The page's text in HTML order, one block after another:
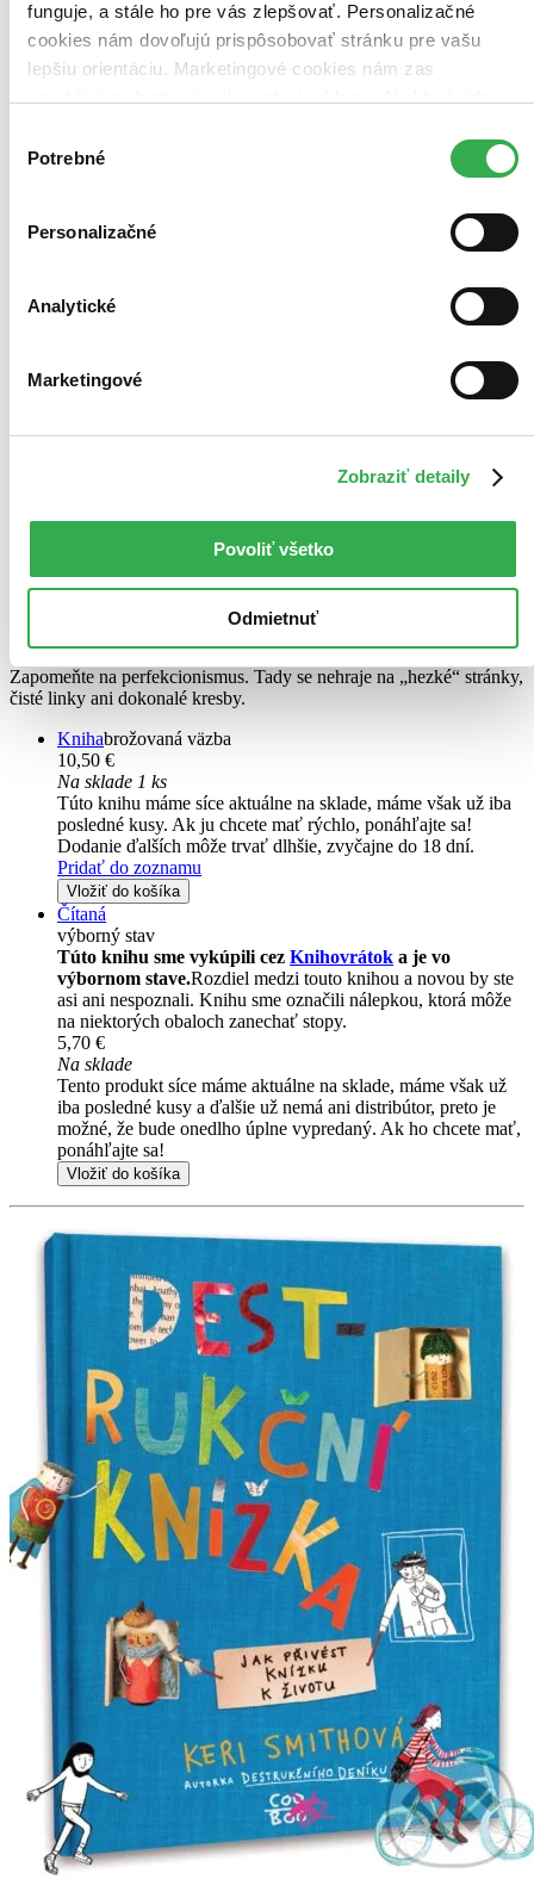
funguje, a stále ho pre vás zlepšovať. Personalizačné
cookies nám dovoľujú prispôsobovať stránku pre vašu
lepšiu orientáciu. Marketingové cookies nám zas
keby sme mohli používať všetky tieto cookies. Ďakujeme!
súhlasu
Potrebné
Personalizačné
Analytické
Marketingové
Zobraziť detaily
Povoliť všetko
Odmietnuť
Destrukční deník
CZ
Zapomeňte na perfekcionismus. Tady se nehraje na „hezké“ stránky,
čisté linky ani dokonalé kresby.
Knihabrožovaná väzba
10,50 €
Na sklade 1 ks
Túto knihu máme síce aktuálne na sklade, máme však už iba
posledné kusy. Ak ju chcete mať rýchlo, ponáhľajte sa!
Dodanie ďalších môže trvať dlhšie, zvyčajne do 18 dní.
Pridať do zoznamu
Vložiť do košíka
Čítaná
výborný stav
Túto knihu sme vykúpili cez Knihovrátok a je vo
výbornom stave.Rozdiel medzi touto knihou a novou by ste
asi ani nespoznali. Knihu sme označili nálepkou, ktorá môže
na niektorých obaloch zanechať stopy.
5,70 €
Na sklade
Tento produkt síce máme aktuálne na sklade, máme však už
iba posledné kusy a ďalšie už nemá ani distribútor, preto je
možné, že bude onedlho úplne vypredaný. Ak ho chcete mať,
ponáhľajte sa!
Vložiť do košíka